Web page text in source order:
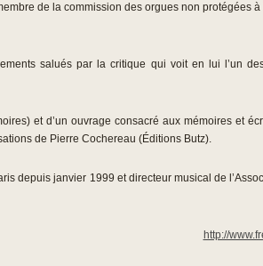
de la commission des orgues non protégées
salués par la critique qui voit en lui l’un
et d’un ouvrage consacré aux mémoires et
de Pierre Cochereau (Éditions Butz).
depuis janvier 1999 et directeur musical de
http://